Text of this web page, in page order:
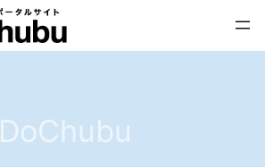
DoChubu